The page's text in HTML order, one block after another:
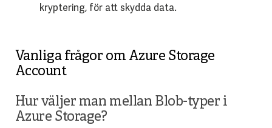
kryptering, för att skydda data.
Vanliga frågor om Azure Storage
Account
Hur väljer man mellan Blob-typer i
Azure Storage?